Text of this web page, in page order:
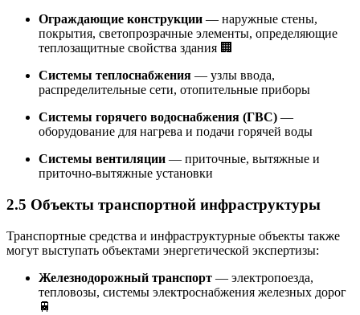
Ограждающие конструкции — наружные стены,
покрытия, светопрозрачные элементы, определяющие
теплозащитные свойства здания 🏢
Системы теплоснабжения — узлы ввода,
распределительные сети, отопительные приборы
Системы горячего водоснабжения (ГВС) —
оборудование для нагрева и подачи горячей воды
Системы вентиляции — приточные, вытяжные и
приточно-вытяжные установки
2.5 Объекты транспортной инфраструктуры
Транспортные средства и инфраструктурные объекты также
могут выступать объектами энергетической экспертизы:
Железнодорожный транспорт — электропоезда,
тепловозы, системы электроснабжения железных дорог
🚆